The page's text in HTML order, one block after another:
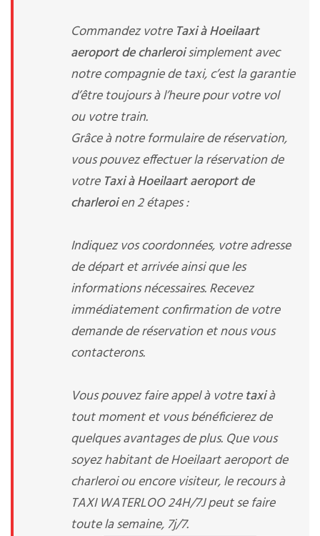
Commandez votre Taxi à Hoeilaart
aeroport de charleroisimplement avec
notre compagnie de taxi, c’est la garantie
d’être toujours à l’heure pour votre vol
ou votre train.
Grâce à notre formulaire de réservation,
vous pouvez effectuer la réservation de
votre Taxi à Hoeilaart aeroport de
charleroien 2 étapes :
Indiquez vos coordonnées, votre adresse
de départ et arrivée ainsi que les
informations nécessaires. Recevez
immédiatement confirmation de votre
demande de réservation et nous vous
contacterons.
Vous pouvez faire appel à votretaxià
tout moment et vous bénéficierez de
quelques avantages de plus. Que vous
soyez habitant de Hoeilaart aeroport de
charleroi ou encore visiteur, le recours à
TAXI WATERLOO 24H/7J peut se faire
toute la semaine, 7j/7.